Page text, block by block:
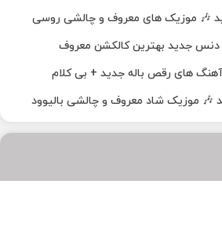
🎶 موزیک‌ های معروف و چالشی روسی
دنس جدید بهترین کالکشن معروف
آهنگ های رقص باله جدید + بی کلام
🎶 موزیک شاد معروف و چالشی بالیوود